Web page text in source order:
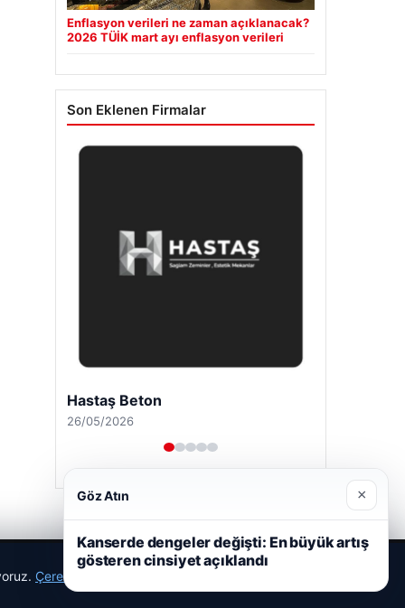
Enflasyon verileri ne zaman açıklanacak?
2026 TÜİK mart ayı enflasyon verileri
Son Eklenen Firmalar
Hastaş Beton
26/05/2026
Çerez Politikamız
Göz Atın ×
Kanserde dengeler değişti: En büyük artış
gösteren cinsiyet açıklandı